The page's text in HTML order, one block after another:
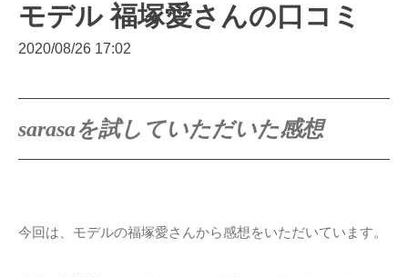
モデル 福塚愛さんの口コミ
2020/08/26 17:02
sarasaを試していただいた感想
今回は、モデルの福塚愛さんから感想をいただいています。